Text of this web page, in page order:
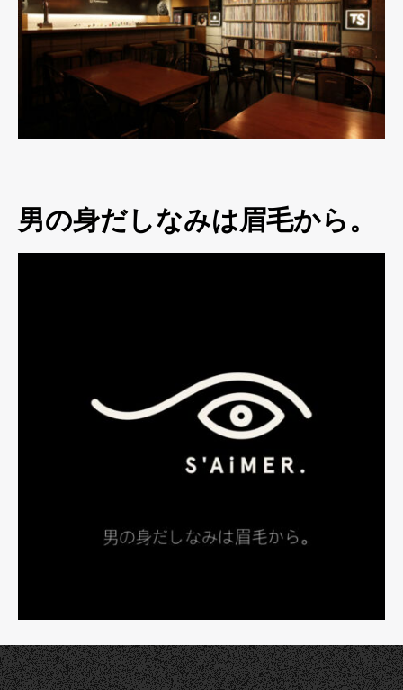
男の身だしなみは眉毛から。